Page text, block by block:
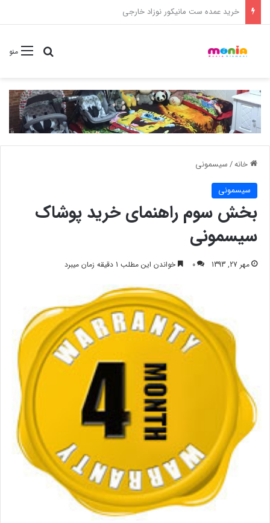
خرید شامپو سر و بدن 500 میل کودک موستلا
منوجستجو
خانه/سیسمونی
سیسمونی
بخش سوم راهنمای خرید پوشاک
سیسمونی
مهر 27, 1393 0 خواندن این مطلب 1 دقیقه زمان میبرد